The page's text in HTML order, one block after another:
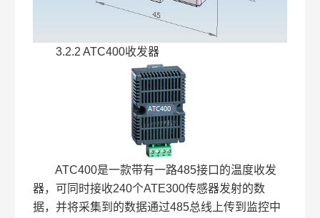
3.2.2 ATC400收发器
ATC400是一款带有一路485接口的温度收发
器，可同时接收240个ATE300传感器发射的数
据，并将采集到的数据通过485总线上传到监控中